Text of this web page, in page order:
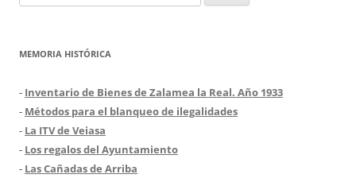
MEMORIA HISTÓRICA
- Inventario de Bienes de Zalamea la Real. Año 1933
- Métodos para el blanqueo de ilegalidades
- La ITV de Veiasa
- Los regalos del Ayuntamiento
- Las Cañadas de Arriba